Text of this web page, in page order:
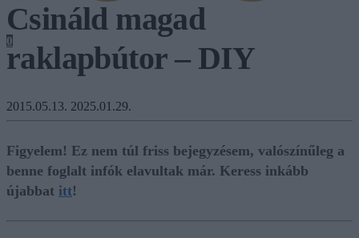
0
Csináld magad
raklapbútor – DIY
2015.05.13. 2025.01.29.
Figyelem! Ez nem túl friss bejegyzésem, valószínűleg a
benne foglalt infók elavultak már. Keress inkább
újabbat itt!